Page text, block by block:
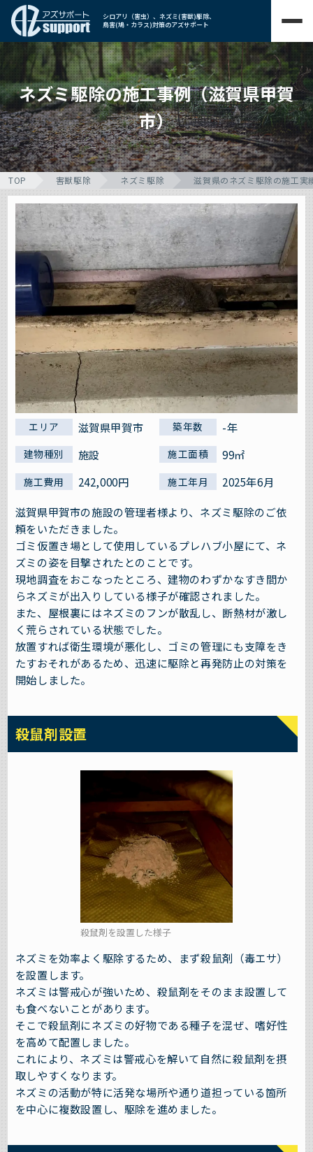
シロアリ（害虫）、ネズミ(害獣)駆除、
鳥害(鳩・カラス)対策のアズサポート
ネズミ駆除の施工事例（滋賀県甲賀
市）
TOP 害獣駆除 ネズミ駆除 滋賀県のネズミ駆除の施工実
エリア 滋賀県甲賀市 築年数 -年
建物種別 施設 施工面積 99㎡
施工費用 242,000円 施工年月
2025年6月
滋賀県甲賀市の施設の管理者様より、ネズミ駆除のご依
頼をいただきました。
ゴミ仮置き場として使用しているプレハブ小屋にて、ネ
ズミの姿を目撃されたとのことです。
現地調査をおこなったところ、建物のわずかなすき間か
らネズミが出入りしている様子が確認されました。
また、屋根裏にはネズミのフンが散乱し、断熱材が激し
く荒らされている状態でした。
放置すれば衛生環境が悪化し、ゴミの管理にも支障をき
たすおそれがあるため、迅速に駆除と再発防止の対策を
開始しました。
殺鼠剤設置
殺鼠剤を設置した様子
ネズミを効率よく駆除するため、まず殺鼠剤（毒エサ）
を設置します。
ネズミは警戒心が強いため、殺鼠剤をそのまま設置して
も食べないことがあります。
そこで殺鼠剤にネズミの好物である種子を混ぜ、嗜好性
を高めて配置しました。
これにより、ネズミは警戒心を解いて自然に殺鼠剤を摂
取しやすくなります。
ネズミの活動が特に活発な場所や通り道担っている箇所
を中心に複数設置し、駆除を進めました。